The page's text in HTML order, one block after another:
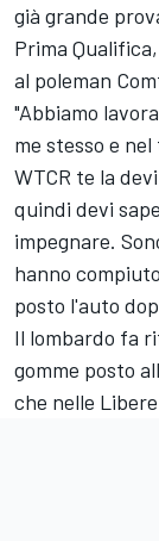
già grande
Prima
al poleman
"Abbiamo
me stesso e
WTCR te la
quindi devi
impegnare.
hanno
posto l'auto
Il lombardo fa
gomme posto
che nelle